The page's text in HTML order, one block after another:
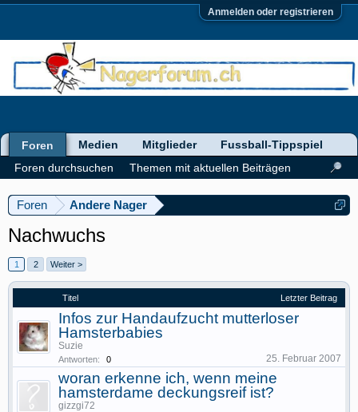
Anmelden oder registrieren
Foren Andere Nager
Nachwuchs
1 2 Weiter >
Titel Letzter Beitrag
Infos zur Handaufzucht mutterloser
Hamsterbabies
Suzie
Antworten: 0 25. Februar 2007
woran erkenne ich, wenn meine
hamsterdame deckungsreif ist?
gizzgi72
Foren
Foren durchsuchen
Themen mit aktuellen Beiträgen
Medien Mitglieder Fussball-Tippspiel